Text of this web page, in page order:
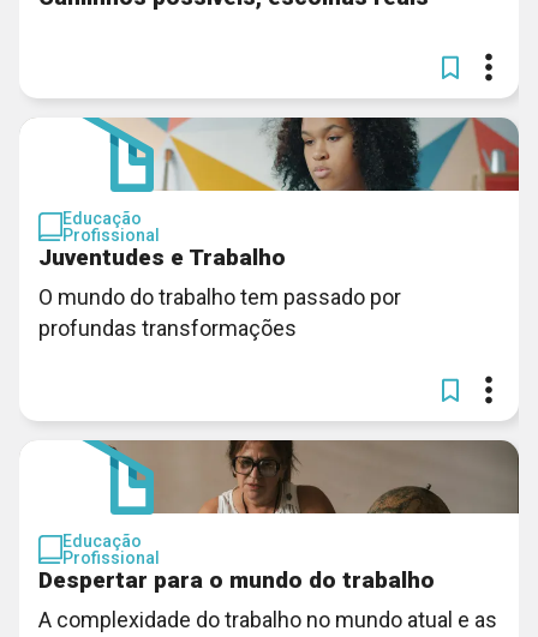
Educação
Profissional
Juventudes e Trabalho
O mundo do trabalho tem passado por
profundas transformações
Educação
Profissional
Despertar para o mundo do trabalho
A complexidade do trabalho no mundo atual e as